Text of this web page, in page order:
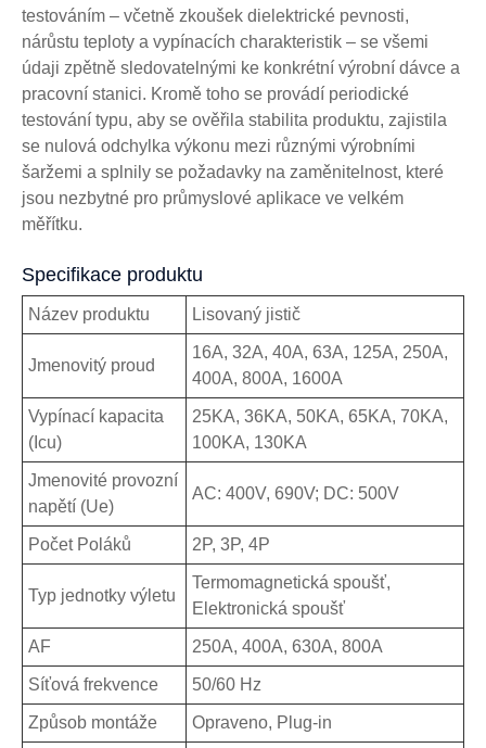
testováním – včetně zkoušek dielektrické pevnosti,
nárůstu teploty a vypínacích charakteristik – se všemi
údaji zpětně sledovatelnými ke konkrétní výrobní dávce a
pracovní stanici. Kromě toho se provádí periodické
testování typu, aby se ověřila stabilita produktu, zajistila
se nulová odchylka výkonu mezi různými výrobními
šaržemi a splnily se požadavky na zaměnitelnost, které
jsou nezbytné pro průmyslové aplikace ve velkém
měřítku.
Specifikace produktu
Název produktu Lisovaný jistič
Jmenovitý proud
16A, 32A, 40A, 63A, 125A, 250A,
400A, 800A, 1600A
Vypínací kapacita
(Icu)
25KA, 36KA, 50KA, 65KA, 70KA,
100KA, 130KA
Jmenovité provozní
napětí (Ue)
AC: 400V, 690V; DC: 500V
Počet Poláků 2P, 3P, 4P
Typ jednotky výletu
Termomagnetická spoušť,
Elektronická spoušť
AF 250A, 400A, 630A, 800A
Síťová frekvence 50/60 Hz
Způsob montáže Opraveno, Plug-in